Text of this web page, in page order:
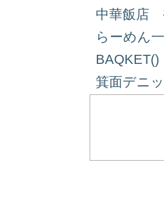
中華飯店
らーめん
BAQKET()
箕面デニ